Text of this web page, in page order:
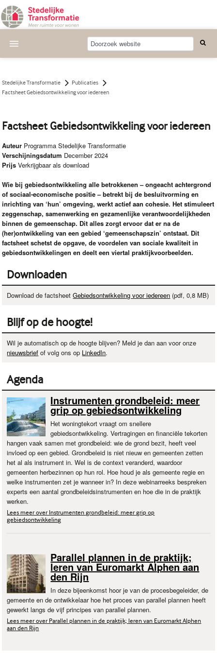
Wat we doen
Thema's
Bijeenkomsten
Publicaties
Nieuwsbrief
Over ons
Stedelijke Transformatie
Publicaties
Factsheet Gebiedsontwikkeling voor iedereen
Factsheet Gebiedsontwikkeling voor iedereen
Auteur Programma Stedelijke Transformatie
Verschijningsdatum December 2024
PrijsVerkrijgbaar als download
Wie bij gebiedsontwikkeling alle betrokkenen – ongeacht achtergrond
of sociaal-economische positie – betrekt bij de besluitvorming en
inrichting van ‘hun’ omgeving, werkt actief aan cohesie. Het stimuleert
zeggenschap, samenwerking en gezamenlijke verantwoordelijkheden
binnen de gemeenschap. Dit alles zorgt ervoor dat er na de
(her)ontwikkeling van een gebied ‘gemeenschapszin’ ontstaat. Dit
factsheet schetst de opgave, de voordelen van sociale kwaliteit in
gebiedsontwikkelingen en deelt een viertal praktijkvoorbeelden.
Downloaden
Download de factsheetGebiedsontwikkeling voor iedereen (pdf, 0,8 MB)
Blijf op de hoogte!
Wil je automatisch op de hoogte blijven? Meld je dan aan voor onze
nieuwsbrief of volg ons op LinkedIn.
Agenda
Instrumenten grondbeleid: meer
grip op gebiedsontwikkeling
Het woningtekort vraagt om snellere
gebiedsontwikkeling. Vertragingen en financiële tekorten
hangen vaak samen met grondbeleid: wie de grond bezit, heeft veel
invloed op een gebied. Grondbeleid is niet nieuw en gemeenten zetten
het al als instrument in. Wel is de context veranderd, waardoor
gemeenten herbezinnen op hun rol. Hoe houd je als gemeente regie en
welke instrumenten zet je wanneer in? In deze webinarreeks bespreken
experts een aantal grondbeleidsinstrumenten en hoe die in de praktijk
werken.
Lees meer over Instrumenten grondbeleid: meer grip op
gebiedsontwikkeling
Parallel plannen in de praktijk;
leren van Euromarkt Alphen aan
den Rijn
In deze bijeenkomst hoor je van de procesbegeleider, de
gemeente en de ontwikkelaar hoe het proces van parallel plannen heeft
gewerkt langs de vijf principes van parallel plannen.
Lees meer over Parallel plannen in de praktijk; leren van Euromarkt Alphen
aan den Rijn